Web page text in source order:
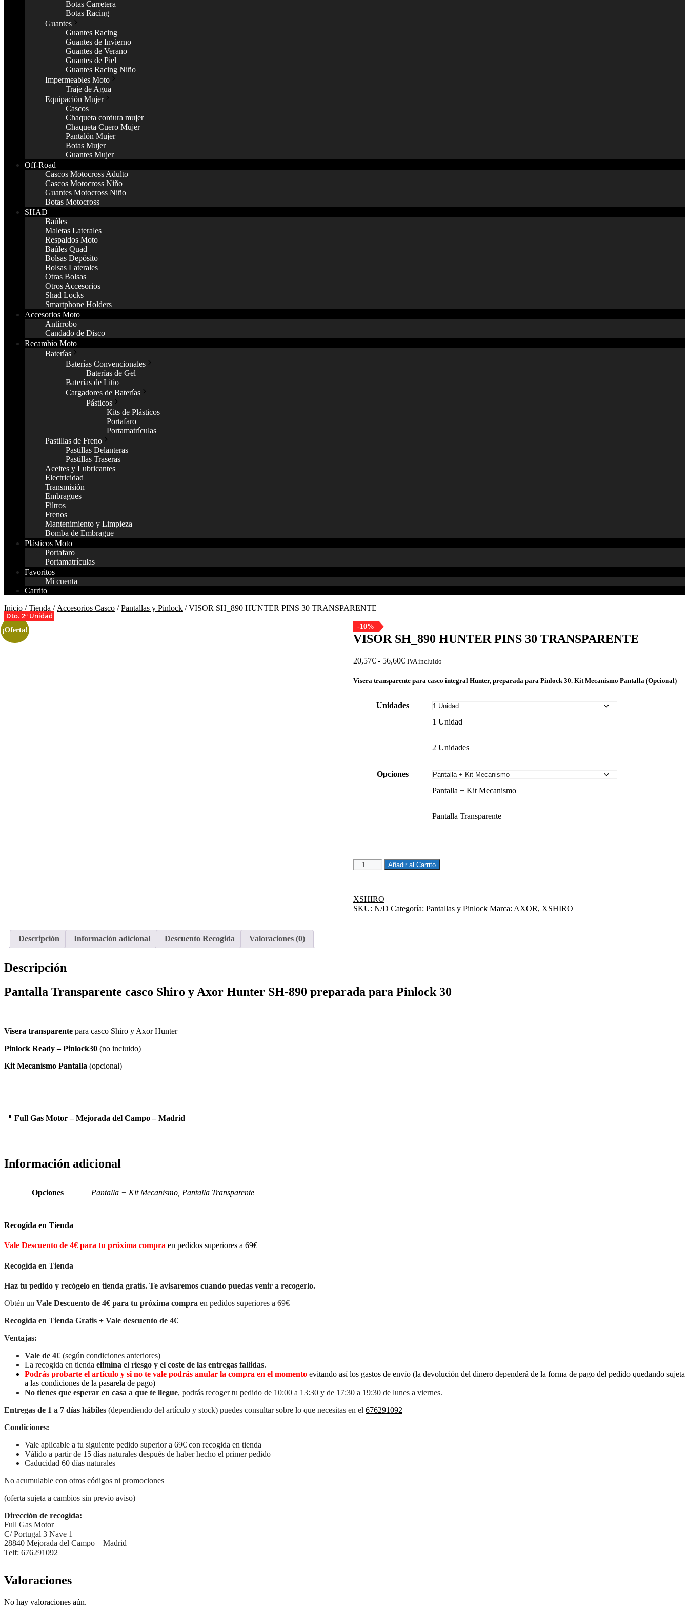
Botas Carretera
Botas Racing
Guantes
Guantes Racing
Guantes de Invierno
Guantes de Verano
Guantes de Piel
Guantes Racing Niño
Impermeables Moto
Traje de Agua
Equipación Mujer
Cascos
Chaqueta cordura mujer
Chaqueta Cuero Mujer
Pantalón Mujer
Botas Mujer
Guantes Mujer
Off-Road
Cascos Motocross Adulto
Cascos Motocross Niño
Guantes Motocross Niño
Botas Motocross
SHAD
Baúles
Maletas Laterales
Respaldos Moto
Baúles Quad
Bolsas Depósito
Bolsas Laterales
Otras Bolsas
Otros Accesorios
Shad Locks
Smartphone Holders
Accesorios Moto
Antirrobo
Candado de Disco
Recambio Moto
Baterías
Baterías Convencionales
Baterías de Gel
Baterías de Litio
Cargadores de Baterías
Pásticos
Kits de Plásticos
Portafaro
Portamatrículas
Pastillas de Freno
Pastillas Delanteras
Pastillas Traseras
Aceites y Lubricantes
Electricidad
Transmisión
Embragues
Filtros
Frenos
Mantenimiento y Limpieza
Bomba de Embrague
Plásticos Moto
Portafaro
Portamatrículas
Favoritos
Mi cuenta
Carrito
Inicio /Tienda / Accesorios Casco /Pantallas y Pinlock / VISOR SH_890 HUNTER PINS 30 TRANSPARENTE
¡Oferta!
Dto. 2ª Unidad
Dto. 2ª Unidad
Dto. 2ª Unidad
-10%
VISOR SH_890 HUNTER PINS 30 TRANSPARENTE
20,57€ - 56,60€Rango
precios:
hasta
IVA incluido
Visera transparente para casco integral Hunter, preparada para Pinlock 30. Kit Mecanismo Pantalla (Opcional)
Unidades
1 Unidad
2 Unidades
Opciones
Pantalla + Kit Mecanismo
Pantalla Transparente
VISOR
SH_890
30
TRANSPARENTE
Añadir al Carrito
XSHIRO
SKU: N/D Categoría: Pantallas y Pinlock Marca: AXOR, XSHIRO
Descripción Información adicional Descuento Recogida Valoraciones (0)
Descripción
Pantalla Transparente casco Shiro y Axor Hunter SH-890 preparada para Pinlock 30
Visera transparente para casco Shiro y Axor Hunter
Pinlock Ready – Pinlock30 (no incluido)
Kit Mecanismo Pantalla (opcional)
📍 Full Gas Motor – Mejorada del Campo – Madrid
Información adicional
Opciones Pantalla + Kit Mecanismo, Pantalla Transparente
Recogida en Tienda
Vale Descuento de 4€ para tu próxima compra en pedidos superiores a 69€
Recogida en Tienda
Haz tu pedido y recógelo en tienda gratis. Te avisaremos cuando puedas venir a recogerlo.
Obtén un Vale Descuento de 4€ para tu próxima compra en pedidos superiores a 69€
Recogida en Tienda Gratis + Vale descuento de 4€
Ventajas:
Vale de 4€ (según condiciones anteriores)
La recogida en tienda elimina el riesgo y el coste de las entregas fallidas.
Podrás probarte el artículo y si no te vale podrás anular la compra en el momento evitando así los gastos de envío (la devolución del dinero dependerá de la forma de pago del pedido quedando sujeta
a las condiciones de la pasarela de pago)
No tienes que esperar en casa a que te llegue, podrás recoger tu pedido de 10:00 a 13:30 y de 17:30 a 19:30 de lunes a viernes.
Entregas de 1 a 7 días hábiles (dependiendo del artículo y stock) puedes consultar sobre lo que necesitas en el 676291092
Condiciones:
Vale aplicable a tu siguiente pedido superior a 69€ con recogida en tienda
Válido a partir de 15 días naturales después de haber hecho el primer pedido
Caducidad 60 días naturales
No acumulable con otros códigos ni promociones
(oferta sujeta a cambios sin previo aviso)
Dirección de recogida:
Full Gas Motor
C/ Portugal 3 Nave 1
28840 Mejorada del Campo – Madrid
Telf: 676291092
Valoraciones
No hay valoraciones aún.